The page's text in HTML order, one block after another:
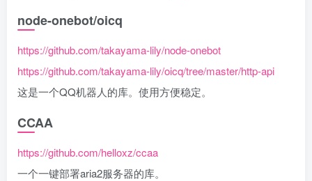
node-onebot/oicq
https://github.com/takayama-lily/node-onebot
https://github.com/takayama-lily/oicq/tree/master/http-api
这是一个QQ机器人的库。使用方便稳定。
CCAA
https://github.com/helloxz/ccaa
一个一键部署aria2服务器的库。